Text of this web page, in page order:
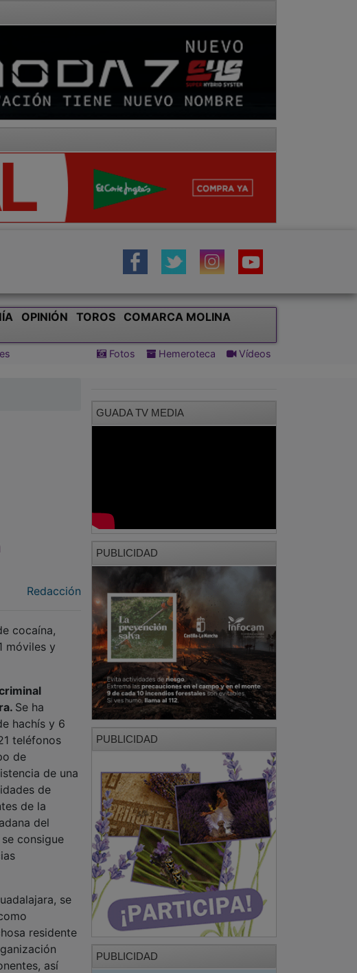
OPINIÓN TOROS
COMARCA MOLINA
Fotos Hemeroteca Vídeos
Redacción
cocaína,
móviles y
Se ha
hachís y 6
teléfonos
de
de una
de
de la
del
consigue
se
residente
así
GUADA TV MEDIA
PUBLICIDAD
PUBLICIDAD
PUBLICIDAD